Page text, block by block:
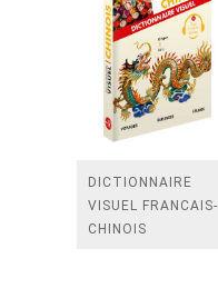
DICTIONNAIRE
VISUEL FRANCAIS-
CHINOIS